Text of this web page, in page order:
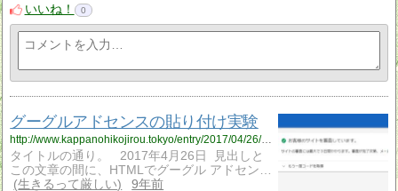
いいね！
0
グーグルアドセンスの貼り付け実験
http://www.kappanohikojirou.tokyo/entry/2017/04/26/215051
タイトルの通り。 2017年4月26日 見出しと
この文章の間に、HTMLでグーグル アドセン…
生きるって厳しい
9年前